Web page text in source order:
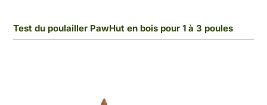
Test du poulailler PawHut en bois pour 1 à 3 poules